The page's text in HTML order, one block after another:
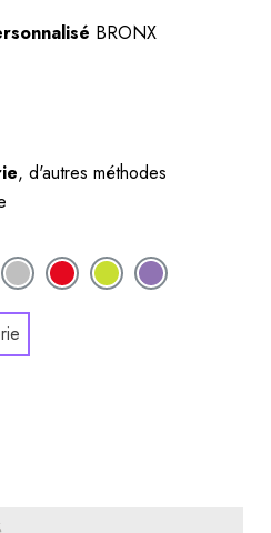
BRONX
, d'autres méthodes